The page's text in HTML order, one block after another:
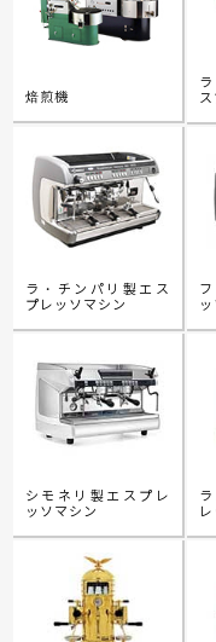
焙煎機
ラ・チンパリ製エス
プレッソマシン
シモネリ製エスプレ
ッソマシン